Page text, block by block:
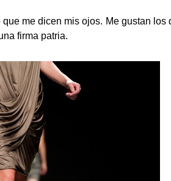
me dicen mis ojos. Me gustan los
firma patria.